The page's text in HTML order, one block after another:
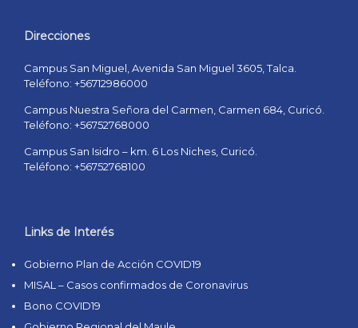
Direcciones
Campus San Miguel, Avenida San Miguel 3605, Talca.
Teléfono: +56712986000
Campus Nuestra Señora del Carmen, Carmen 684, Curicó.
Teléfono: +56752768000
Campus San Isidro – km. 6 Los Niches, Curicó.
Teléfono: +56752768100
Links de Interés
Gobierno Plan de Acción COVID19
MISAL – Casos confirmados de Coronavirus
Bono COVID19